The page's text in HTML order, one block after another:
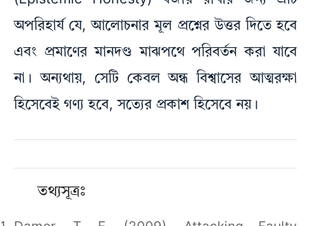
অপরিহার্য যে, আলোচনার মূল প্রশ্নের উত্তর দিতে হবে
এবং প্রমাণের মানদণ্ড মাঝপথে পরিবর্তন করা যাবে
না। অন্যথায়, সেটি কেবল অন্ধ বিশ্বাসের আত্মরক্ষা
হিসেবেই গণ্য হবে, সত্যের প্রকাশ হিসেবে নয়।
তথ্যসূত্রঃ